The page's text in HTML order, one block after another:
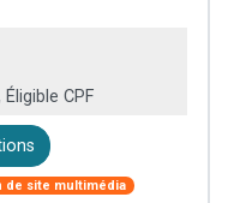
CPF
de site multimédia